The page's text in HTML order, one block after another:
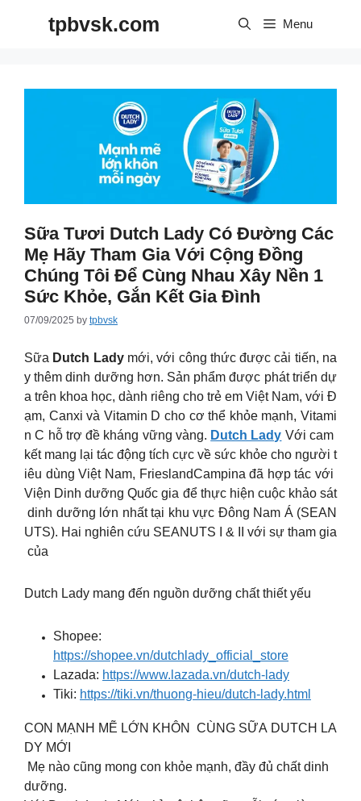
tpbvsk.com Menu
Sữa Tươi Dutch Lady Có Đường Các
Mẹ Hãy Tham Gia Với Cộng Đồng
Chúng Tôi Để Cùng Nhau Xây Nền 1
Sức Khỏe, Gắn Kết Gia Đình
07/09/2025 by tpbvsk
Sữa Dutch Ladymới, với công thức được cải tiến, na
y thêm dinh dưỡng hơn. Sản phẩm được phát triển dự
a trên khoa học, dành riêng cho trẻ em Việt Nam, với Đ
ạm, Canxi và Vitamin D cho cơ thể khỏe mạnh, Vitami
n C hỗ trợ đề kháng vững vàng. Dutch Lady Với cam
kết mang lại tác động tích cực về sức khỏe cho người t
iêu dùng Việt Nam, FrieslandCampina đã hợp tác với
Viện Dinh dưỡng Quốc gia để thực hiện cuộc khảo sát
dinh dưỡng lớn nhất tại khu vực Đông Nam Á (SEAN
UTS). Hai nghiên cứu SEANUTS I & II với sự tham gia
của
Dutch Lady mang đến nguồn dưỡng chất thiết yếu
Shopee:
https://shopee.vn/dutchlady_official_store
Lazada: https://www.lazada.vn/dutch-lady
Tiki: https://tiki.vn/thuong-hieu/dutch-lady.html
CON MẠNH MẼ LỚN KHÔN CÙNG SỮA DUTCH LA
DY MỚI
Mẹ nào cũng mong con khỏe mạnh, đầy đủ chất dinh
dưỡng.